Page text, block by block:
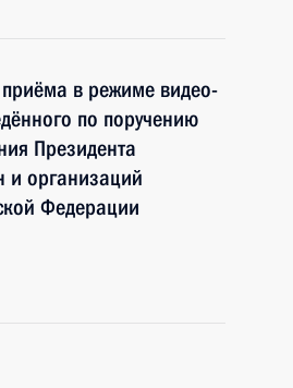
в режиме видео-
по поручению
Президента
и организаций
Федерации